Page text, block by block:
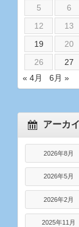
5
6
12
13
19
20
26
27
« 4月
6月 »
アーカ
2026年8月
2026年5月
2026年2月
2025年11月